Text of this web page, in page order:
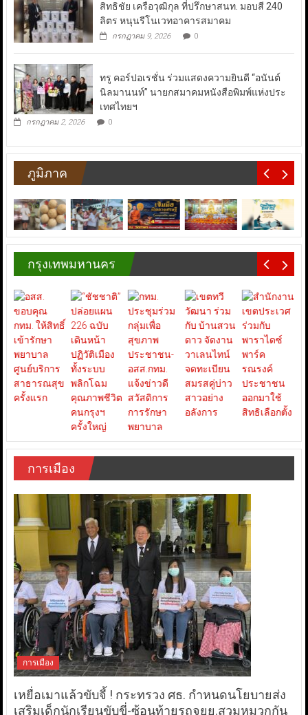
สิทธิชัย เครือวุฒิกุล ที่ปรึกษาสนท. มอบสี 240
ลิตร หนุนรีโนเวทอาคารสมาคม
กรกฎาคม 9, 2026 0
ทรู คอร์ปอเรชั่น ร่วมแสดงความยินดี “อนันต์
นิลมานนท์” นายกสมาคมหนังสือพิมพ์แห่งประ
เทศไทยฯ
กรกฎาคม 2, 2026 0
ภูมิภาค
กรุงเทพมหานคร
การเมือง
การเมือง
เหยื่อเมาแล้วขับจี้ ! กระทรวง ศธ. กำหนดนโยบายส่ง
เสริมเด็กนักเรียนขับขี่-ซ้อนท้ายรถจยย.สวมหมวกกัน